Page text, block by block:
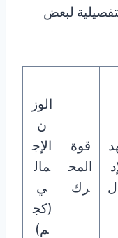
لبعض
قوة
المح
رك
الوز
ن
الإج
مال
ي
(كج
م)